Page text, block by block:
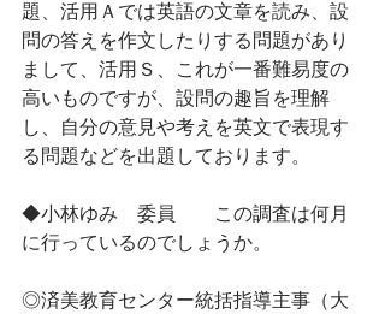
題、活用Ａでは英語の文章を読み、設
問の答えを作文したりする問題があり
まして、活用Ｓ、これが一番難易度の
高いものですが、設問の趣旨を理解
し、自分の意見や考えを英文で表現す
る問題などを出題しております。
◆小林ゆみ　委員　　この調査は何月
に行っているのでしょうか。
◎済美教育センター統括指導主事（大